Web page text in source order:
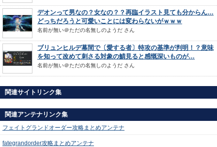
デオンって男なの？女なの？？再臨イラスト見ても分からん…
どっちだろうと可愛いことには変わらないがｗｗｗ
名前が無い＠ただの名無しのようだ さん
ブリュンヒルデ幕間で〔愛する者〕特攻の基準が判明！？意味
を知って改めて刺さる対象の鯖見ると感慨深いものが…
名前が無い＠ただの名無しのようだ さん
関連サイトリンク集
関連アンテナリンク集
フェイトグランドオーダー攻略まとめアンテナ
fategrandorder攻略まとめアンテナ